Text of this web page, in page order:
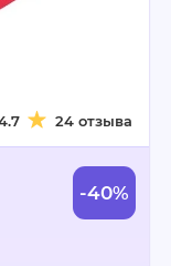
24 отзыва
-40%